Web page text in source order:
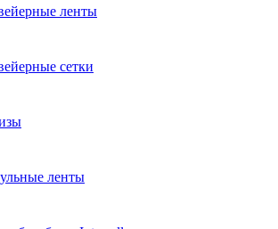
ленты
сетки
ленты